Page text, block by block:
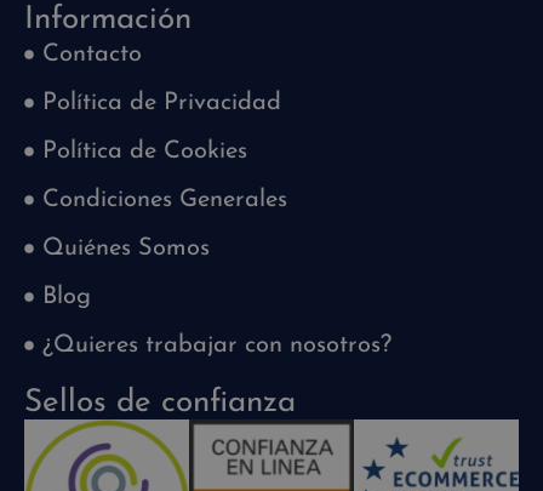
Información
Contacto
Política de Privacidad
Política de Cookies
Condiciones Generales
Quiénes Somos
Blog
¿Quieres trabajar con nosotros?
Sellos de confianza